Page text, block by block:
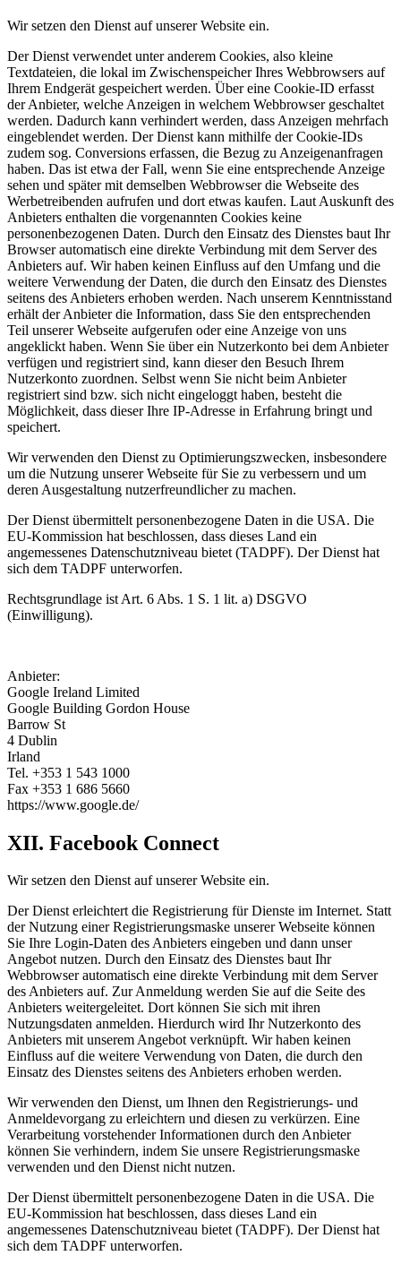
Wir setzen den Dienst auf unserer Website ein.
Der Dienst verwendet unter anderem Cookies, also kleine
Textdateien, die lokal im Zwischenspeicher Ihres Webbrowsers auf
Ihrem Endgerät gespeichert werden. Über eine Cookie-ID erfasst
der Anbieter, welche Anzeigen in welchem Webbrowser geschaltet
werden. Dadurch kann verhindert werden, dass Anzeigen mehrfach
eingeblendet werden. Der Dienst kann mithilfe der Cookie-IDs
zudem sog. Conversions erfassen, die Bezug zu Anzeigenanfragen
haben. Das ist etwa der Fall, wenn Sie eine entsprechende Anzeige
sehen und später mit demselben Webbrowser die Webseite des
Werbetreibenden aufrufen und dort etwas kaufen. Laut Auskunft des
Anbieters enthalten die vorgenannten Cookies keine
personenbezogenen Daten. Durch den Einsatz des Dienstes baut Ihr
Browser automatisch eine direkte Verbindung mit dem Server des
Anbieters auf. Wir haben keinen Einfluss auf den Umfang und die
weitere Verwendung der Daten, die durch den Einsatz des Dienstes
seitens des Anbieters erhoben werden. Nach unserem Kenntnisstand
erhält der Anbieter die Information, dass Sie den entsprechenden
Teil unserer Webseite aufgerufen oder eine Anzeige von uns
angeklickt haben. Wenn Sie über ein Nutzerkonto bei dem Anbieter
verfügen und registriert sind, kann dieser den Besuch Ihrem
Nutzerkonto zuordnen. Selbst wenn Sie nicht beim Anbieter
registriert sind bzw. sich nicht eingeloggt haben, besteht die
Möglichkeit, dass dieser Ihre IP-Adresse in Erfahrung bringt und
speichert.
Wir verwenden den Dienst zu Optimierungszwecken, insbesondere
um die Nutzung unserer Webseite für Sie zu verbessern und um
deren Ausgestaltung nutzerfreundlicher zu machen.
Der Dienst übermittelt personenbezogene Daten in die USA. Die
EU-Kommission hat beschlossen, dass dieses Land ein
angemessenes Datenschutzniveau bietet (TADPF). Der Dienst hat
sich dem TADPF unterworfen.
Rechtsgrundlage ist Art. 6 Abs. 1 S. 1 lit. a) DSGVO
(Einwilligung).
Anbieter:
Google Ireland Limited
Google Building Gordon House
Barrow St
4 Dublin
Irland
Tel. +353 1 543 1000
Fax +353 1 686 5660
https://www.google.de/
XII. Facebook Connect
Wir setzen den Dienst auf unserer Website ein.
Der Dienst erleichtert die Registrierung für Dienste im Internet. Statt
der Nutzung einer Registrierungsmaske unserer Webseite können
Sie Ihre Login-Daten des Anbieters eingeben und dann unser
Angebot nutzen. Durch den Einsatz des Dienstes baut Ihr
Webbrowser automatisch eine direkte Verbindung mit dem Server
des Anbieters auf. Zur Anmeldung werden Sie auf die Seite des
Anbieters weitergeleitet. Dort können Sie sich mit ihren
Nutzungsdaten anmelden. Hierdurch wird Ihr Nutzerkonto des
Anbieters mit unserem Angebot verknüpft. Wir haben keinen
Einfluss auf die weitere Verwendung von Daten, die durch den
Einsatz des Dienstes seitens des Anbieters erhoben werden.
Wir verwenden den Dienst, um Ihnen den Registrierungs- und
Anmeldevorgang zu erleichtern und diesen zu verkürzen. Eine
Verarbeitung vorstehender Informationen durch den Anbieter
können Sie verhindern, indem Sie unsere Registrierungsmaske
verwenden und den Dienst nicht nutzen.
Der Dienst übermittelt personenbezogene Daten in die USA. Die
EU-Kommission hat beschlossen, dass dieses Land ein
angemessenes Datenschutzniveau bietet (TADPF). Der Dienst hat
sich dem TADPF unterworfen.